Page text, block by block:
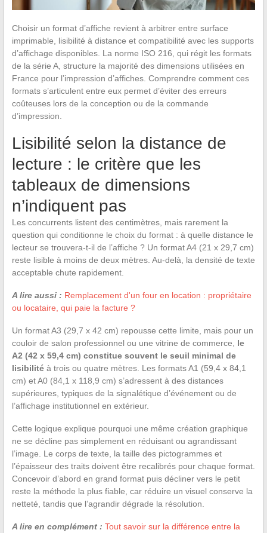
Choisir un format d’affiche revient à arbitrer entre surface
imprimable, lisibilité à distance et compatibilité avec les supports
d’affichage disponibles. La norme ISO 216, qui régit les formats
de la série A, structure la majorité des dimensions utilisées en
France pour l’impression d’affiches. Comprendre comment ces
formats s’articulent entre eux permet d’éviter des erreurs
coûteuses lors de la conception ou de la commande
d’impression.
Lisibilité selon la distance de
lecture : le critère que les
tableaux de dimensions
n’indiquent pas
Les concurrents listent des centimètres, mais rarement la
question qui conditionne le choix du format : à quelle distance le
lecteur se trouvera-t-il de l’affiche ? Un format A4 (21 x 29,7 cm)
reste lisible à moins de deux mètres. Au-delà, la densité de texte
acceptable chute rapidement.
A lire aussi : Remplacement d'un four en location : propriétaire
ou locataire, qui paie la facture ?
Un format A3 (29,7 x 42 cm) repousse cette limite, mais pour un
couloir de salon professionnel ou une vitrine de commerce, le
A2 (42 x 59,4 cm) constitue souvent le seuil minimal de
lisibilitéà trois ou quatre mètres. Les formats A1 (59,4 x 84,1
cm) et A0 (84,1 x 118,9 cm) s’adressent à des distances
supérieures, typiques de la signalétique d’événement ou de
l’affichage institutionnel en extérieur.
Cette logique explique pourquoi une même création graphique
ne se décline pas simplement en réduisant ou agrandissant
l’image. Le corps de texte, la taille des pictogrammes et
l’épaisseur des traits doivent être recalibrés pour chaque format.
Concevoir d’abord en grand format puis décliner vers le petit
reste la méthode la plus fiable, car réduire un visuel conserve la
netteté, tandis que l’agrandir dégrade la résolution.
A lire en complément : Tout savoir sur la différence entre la